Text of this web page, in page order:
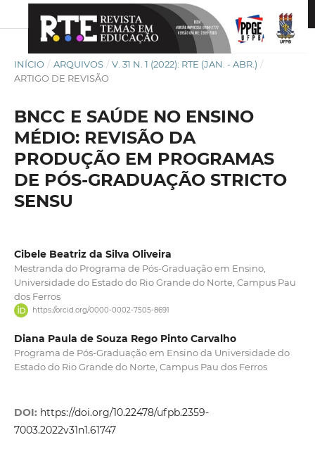
INÍCIO / ARQUIVOS / V. 31 N. 1 (2022): RTE (JAN. - ABR.) /
ARTIGO DE REVISÃO
BNCC E SAÚDE NO ENSINO
MÉDIO: REVISÃO DA
PRODUÇÃO EM PROGRAMAS
DE PÓS-GRADUAÇÃO STRICTO
SENSU
Cibele Beatriz da Silva Oliveira
Mestranda do Programa de Pós-Graduação em Ensino,
Universidade do Estado do Rio Grande do Norte, Campus Pau
dos Ferros
https://orcid.org/0000-0002-7505-8691
Diana Paula de Souza Rego Pinto Carvalho
Programa de Pós-Graduação em Ensino da Universidade do
Estado do Rio Grande do Norte, Campus Pau dos Ferros
DOI: https://doi.org/10.22478/ufpb.2359-
7003.2022v31n1.61747